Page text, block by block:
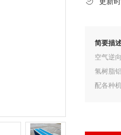
简要描
空气逆
氢树脂
配各种